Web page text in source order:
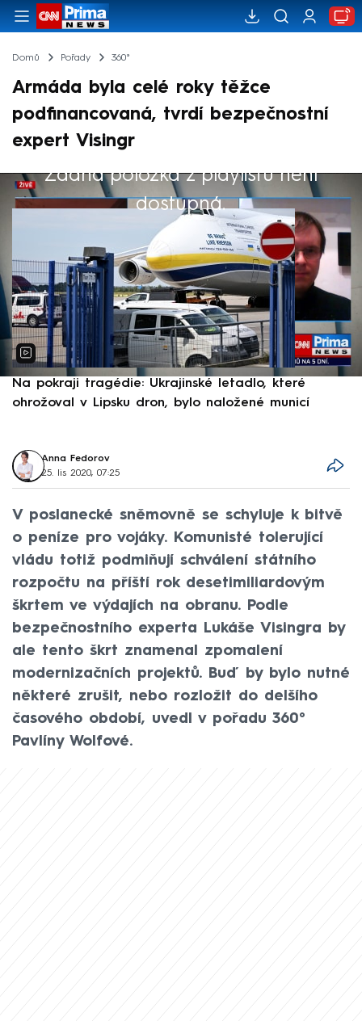
Domů Pořady 360°
Armáda byla celé roky těžce
podfinancovaná, tvrdí bezpečnostní
expert Visingr
Žádná položka z playlistu není
dostupná.
Výběr redakce
Na pokraji tragédie: Ukrajinské letadlo, které
ohrožoval v Lipsku dron, bylo naložené municí
Anna Fedorov
25. lis 2020, 07:25
V poslanecké sněmovně se schyluje k bitvě
o peníze pro vojáky. Komunisté tolerující
vládu totiž podmiňují schválení státního
rozpočtu na příští rok desetimiliardovým
škrtem ve výdajích na obranu. Podle
bezpečnostního experta Lukáše Visingra by
ale tento škrt znamenal zpomalení
modernizačních projektů. Buď by bylo nutné
některé zrušit, nebo rozložit do delšího
časového období, uvedl v pořadu 360°
Pavlíny Wolfové.